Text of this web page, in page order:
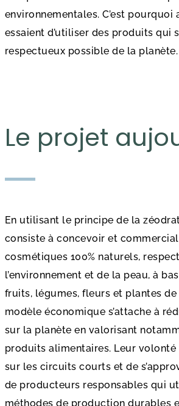
environnementales. C’est
essaient d’utiliser des produits qui
respectueux possible de la planète.
Le projet
En utilisant le principe de la
consiste à concevoir et
cosmétiques 100% naturels,
l’environnement et de la peau, à
fruits, légumes, fleurs et plantes de
modèle économique s’attache à
sur la planète en valorisant
produits alimentaires. Leur volonté
sur les circuits courts et de
de producteurs responsables qui
méthodes de production durables